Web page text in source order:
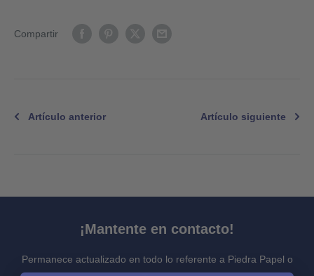
Compartir
Artículo anterior Artículo siguiente
¡Mantente en contacto!
Permanece actualizado en todo lo referente a Piedra Papel o